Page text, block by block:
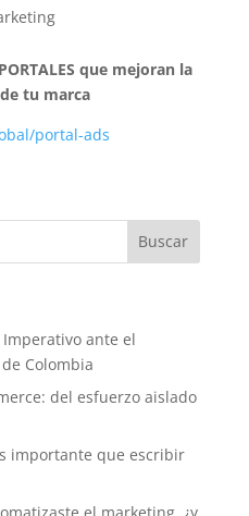
que mejoran la
tu marca
portal-ads
Imperativo ante el
Colombia
del esfuerzo aislado
importante que escribir
el marketing, ¿y